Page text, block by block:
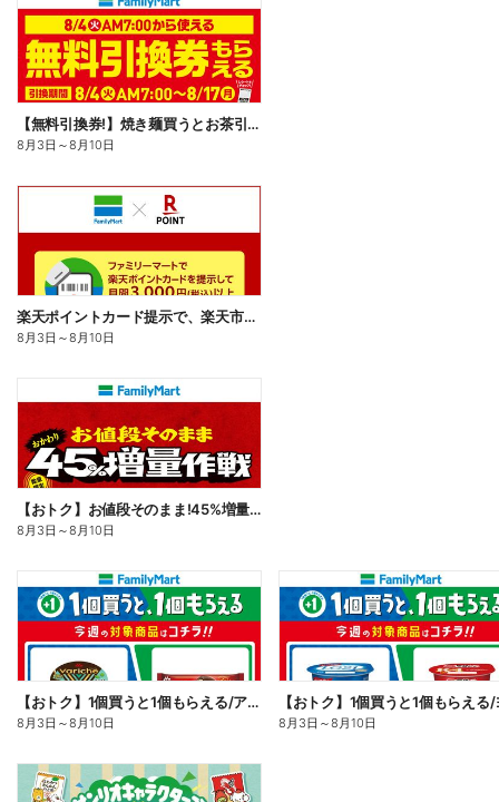
【無料引換券!】焼き麺買うとお茶引換券貰える!
8月3日 ～8月10日
楽天ポイントカード提示で、楽天市場でのお買い物がおトクに!
8月3日 ～8月10日
【おトク】お値段そのまま!45%増量作戦!
8月3日 ～8月10日
【おトク】1個買うと1個もらえる/アイス
8月3日 ～8月10日 8月3日 ～8月10日